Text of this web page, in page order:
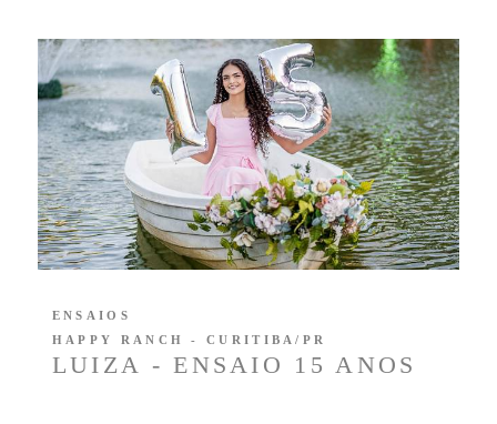
LUIZA - ENSAIO 15 ANOS
ENSAIOS
HAPPY RANCH - CURITIBA/PR